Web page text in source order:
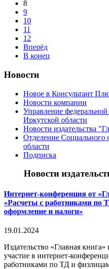
8
9
10
11
12
Вперёд
В конец
Новости
Новое в Консультант
Новости компании
Управление
Иркутской области
Новости издательства
Отделение Социального
области
Подписка
Новости
Интернет-конференция от
«Расчеты с работниками по
оформление и налоги»
19.01.2024
Издательство «Главная
участие в интернет-
работниками по ТД и